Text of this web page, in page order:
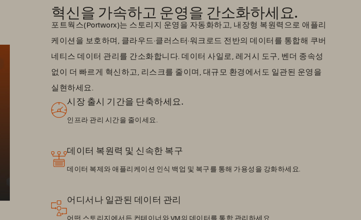
혁신을 가속하고 운영을 간소화하세요.
포트웍스(Portworx)는 스토리지 운영을 자동화하고, 내장형 복원력으로 애플리
케이션을 보호하며, 클라우드·클러스터·워크로드 전반의 데이터를 통합해 쿠버
네티스 데이터 관리를 간소화합니다. 데이터 사일로, 레거시 도구, 벤더 종속성
없이 더 빠르게 혁신하고, 리스크를 줄이며, 대규모 환경에서도 일관된 운영을
실현하세요.
시장 출시 기간을 단축하세요.
인프라 관리 시간을 줄이세요.
데이터 복원력 및 신속한 복구
데이터 복제와 애플리케이션 인식 백업 및 복구를 통해 가용성을 강화하세요.
어디서나 일관된 데이터 관리
어떤 스토리지에서든 컨테이너와 VM의 데이터를 통합 관리하세요.